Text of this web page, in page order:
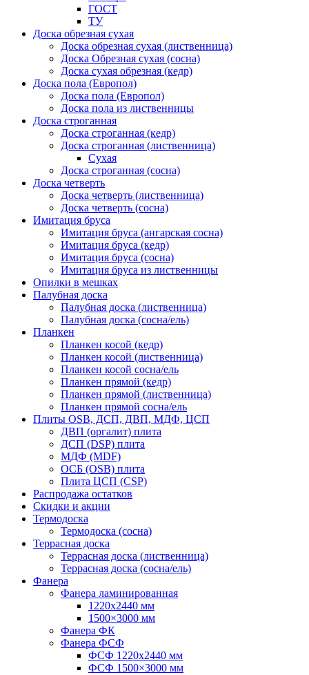
ГОСТ
ТУ
Доска обрезная сухая
Доска обрезная сухая (лиственница)
Доска Обрезная сухая (сосна)
Доска сухая обрезная (кедр)
Доска пола (Европол)
Доска пола (Европол)
Доска пола из лиственницы
Доска строганная
Доска строганная (кедр)
Доска строганная (лиственница)
Сухая
Доска строганная (сосна)
Доска четверть
Доска четверть (лиственница)
Доска четверть (сосна)
Имитация бруса
Имитация бруса (ангарская сосна)
Имитация бруса (кедр)
Имитация бруса (сосна)
Имитация бруса из лиственницы
Опилки в мешках
Палубная доска
Палубная доска (лиственница)
Палубная доска (сосна/ель)
Планкен
Планкен косой (кедр)
Планкен косой (лиственница)
Планкен косой сосна/ель
Планкен прямой (кедр)
Планкен прямой (лиственница)
Планкен прямой сосна/ель
Плиты OSB, ДСП, ДВП, МДФ, ЦСП
ДВП (оргалит) плита
ДСП (DSP) плита
МДФ (MDF)
ОСБ (OSB) плита
Плита ЦСП (CSP)
Распродажа остатков
Скидки и акции
Термодоска
Термодоска (сосна)
Террасная доска
Террасная доска (лиственница)
Террасная доска (сосна/ель)
Фанера
Фанера ламинированная
1220х2440 мм
1500×3000 мм
Фанера ФК
Фанера ФСФ
ФСФ 1220х2440 мм
ФСФ 1500×3000 мм